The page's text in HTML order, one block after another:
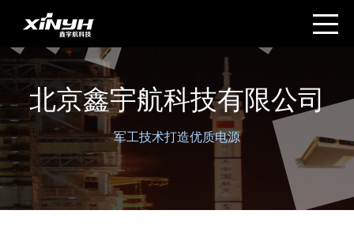
北京鑫宇航科技有限公司
军工技术打造优质电源